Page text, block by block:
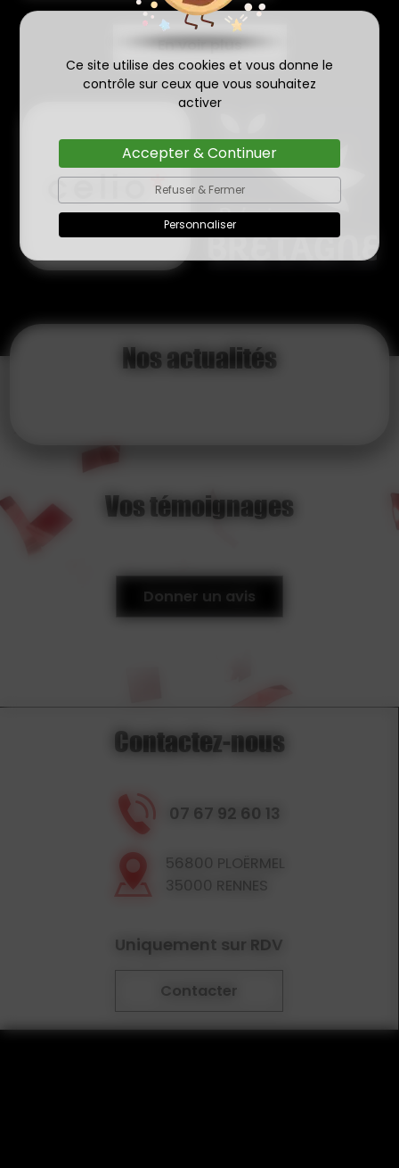
Ce site utilise des cookies et vous donne le
contrôle sur ceux que vous souhaitez
activer
Accepter & Continuer
Refuser & Fermer
Personnaliser
En voir plus
Nos actualités
Vos témoignages
Donner un avis
Contactez-nous
07 67 92 60 13
56800 PLOËRMEL
35000 RENNES
Uniquement sur RDV
Contacter